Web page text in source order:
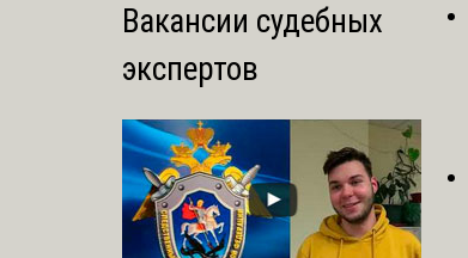
Вакансии судебных
экспертов